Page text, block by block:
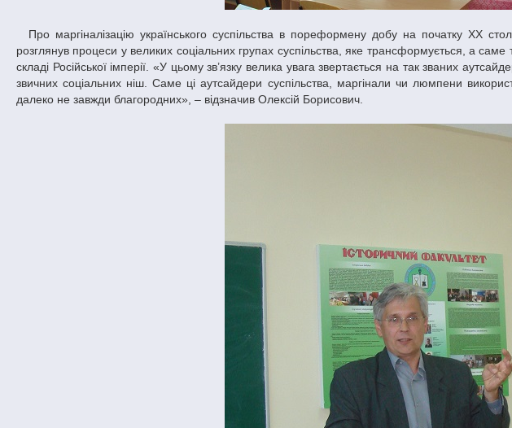
Про маргіналізацію українського суспільства в пореформену добу на початку XX століття розповів професор Олексій Шляхов. Доповідач
розглянув процеси у великих соціальних групах суспільства, яке трансформується, а саме
складі Російської імперії. «У цьому зв’язку велика увага звертається на так званих
звичних соціальних ніш. Саме ці аутсайдери суспільства, маргінали чи люмпени
далеко не завжди благородних», – відзначив Олексій Борисович.